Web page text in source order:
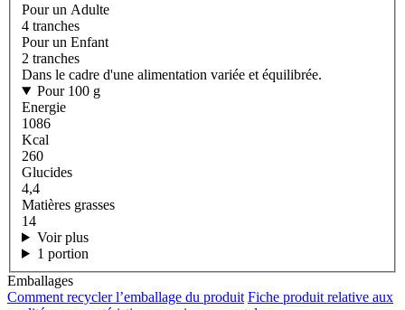
Pour un Adulte
4 tranches
Pour un Enfant
2 tranches
Dans le cadre d'une alimentation variée et équilibrée.
Pour 100 g
Energie
1086
Kcal
260
Glucides
4,4
Matières grasses
14
Voir plus
1 portion
Emballages
Comment recycler l’emballage du produit Fiche produit relative aux